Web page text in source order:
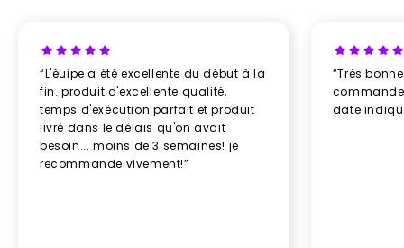
“L'éuipe a été excellente du début à la
fin. produit d'excellente qualité,
temps d'exécution parfait et produit
livré dans le délais qu'on avait
besoin... moins de 3 semaines! je
recommande vivement!”
“Très
date